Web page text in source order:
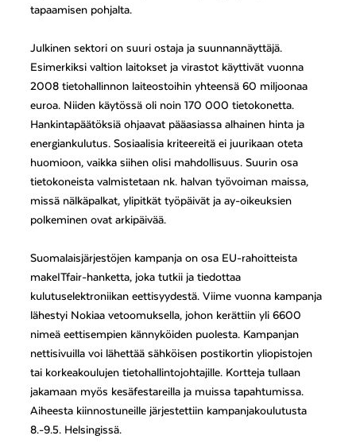
tapaamisen pohjalta.
Julkinen sektori on suuri ostaja ja suunnannäyttäjä.
Esimerkiksi valtion laitokset ja virastot käyttivät vuonna
2008 tietohallinnon laiteostoihin yhteensä 60 miljoonaa
euroa. Niiden käytössä oli noin 170 000 tietokonetta.
Hankintapäätöksiä ohjaavat pääasiassa alhainen hinta ja
energiankulutus. Sosiaalisia kriteereitä ei juurikaan oteta
huomioon, vaikka siihen olisi mahdollisuus. Suurin osa
tietokoneista valmistetaan nk. halvan työvoiman maissa,
missä nälkäpalkat, ylipitkät työpäivät ja ay-oikeuksien
polkeminen ovat arkipäivää.
Suomalaisjärjestöjen kampanja on osa EU-rahoitteista
makeITfair-hanketta, joka tutkii ja tiedottaa
kulutuselektroniikan eettisyydestä. Viime vuonna kampanja
lähestyi Nokiaa vetoomuksella, johon kerättiin yli 6600
nimeä eettisempien kännyköiden puolesta. Kampanjan
nettisivuilla voi lähettää sähköisen postikortin yliopistojen
tai korkeakoulujen tietohallintojohtajille. Kortteja tullaan
jakamaan myös kesäfestareilla ja muissa tapahtumissa.
Aiheesta kiinnostuneille järjestettiin kampanjakoulutusta
8.-9.5. Helsingissä.